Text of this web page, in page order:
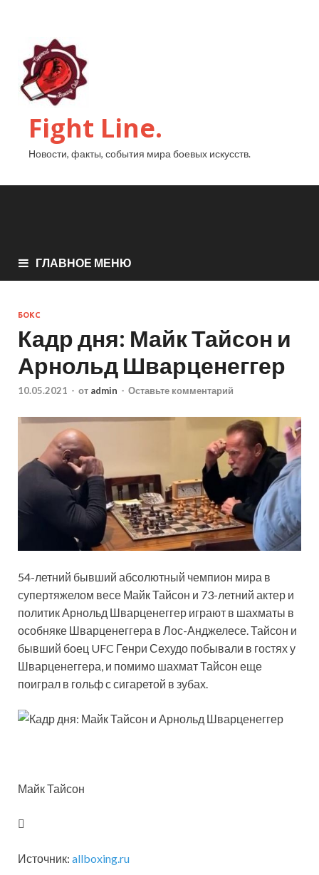
Fight Line.
Новости, факты, события мира боевых искусств.
ГЛАВНОЕ МЕНЮ
БОКС
Кадр дня: Майк Тайсон и
Арнольд Шварценеггер
10.05.2021 - от admin - Оставьте комментарий
54-летний бывший абсолютный чемпион мира в
супертяжелом весе Майк Тайсон и 73-летний актер и
политик Арнольд Шварценеггер играют в шахматы в
особняке Шварценеггера в Лос-Анджелесе. Тайсон и
бывший боец UFC Генри Сехудо побывали в гостях у
Шварценеггера, и помимо шахматТайсон еще
поиграл в гольф с сигаретой в зубах.
Майк Тайсон
Источник: allboxing.ru